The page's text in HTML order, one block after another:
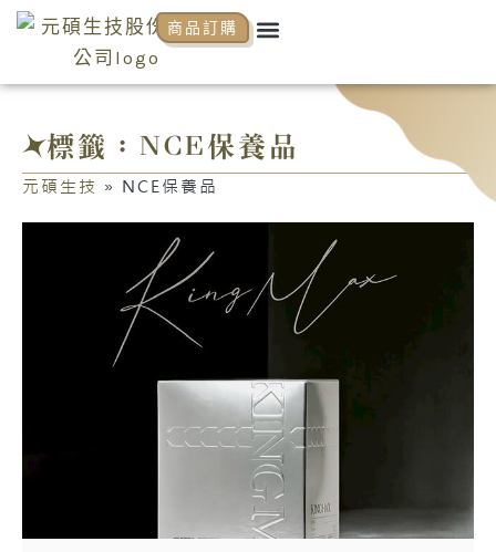
跳
Menu
商品訂購
標籤：NCE保養品
元碩生技 » NCE保養品